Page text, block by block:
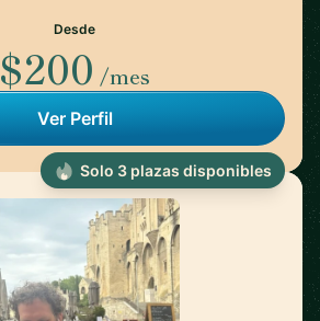
Desde
$200 /mes
Ver Perfil
Solo 3 plazas disponibles